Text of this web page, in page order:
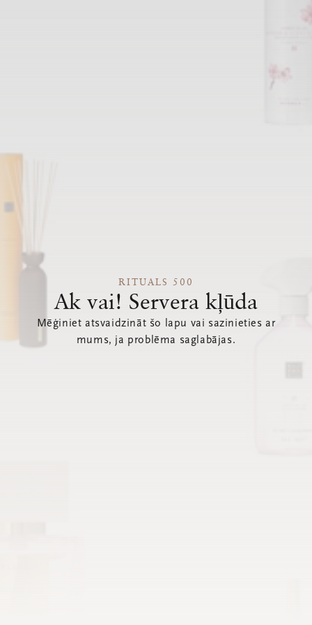
RITUALS 500
Ak vai! Servera kļūda
Mēģiniet atsvaidzināt šo lapu vai sazinieties ar
mums, ja problēma saglabājas.